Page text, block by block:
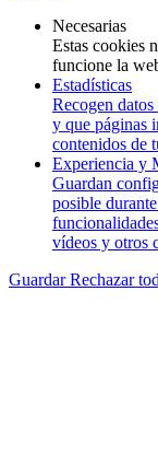
Necesarias
Estas cookies
funcione la
Estadísticas
Recogen
y que páginas
contenidos de
Experiencia y
Guardan
posible
vídeos y otros
GuardarRechazar